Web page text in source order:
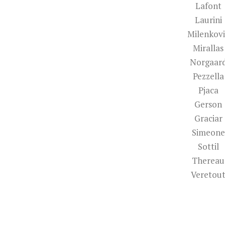
Lafont
Laurini
Mirallas
Pezzella
Pjaca
Gerson
Graciar
Simeone
Sottil
Thereau
Veretout